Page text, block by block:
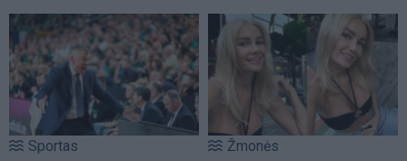
Sportas Žmonės